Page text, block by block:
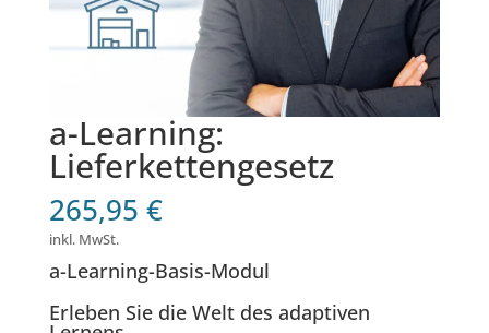
a-Learning:
Lieferkettengesetz
265,95 €
inkl. MwSt.
a-Learning-Basis-Modul
Erleben Sie die Welt des adaptiven